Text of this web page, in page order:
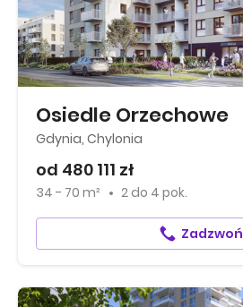
Osiedle Orzechowe
Gdynia, Chylonia
od 480 111 zł
34 - 70 m² 2 do 4 pok.
Zadzwoń